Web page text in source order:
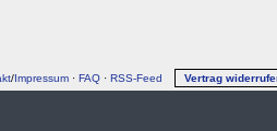
/Impressum · FAQ · RSS-Feed Vertrag